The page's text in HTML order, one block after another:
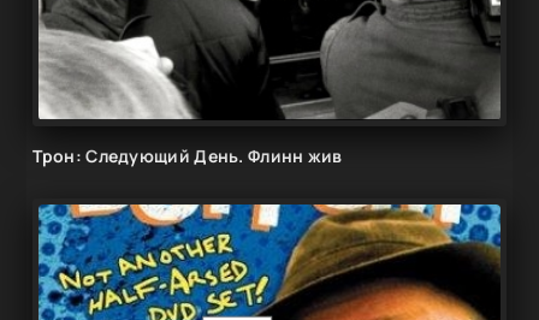
Трон: Следующий День. Флинн жив